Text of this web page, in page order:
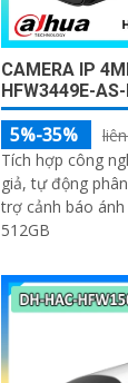
CAMERA IP
HFW3449E-
5%-35%
Tích hợp công
giả, tự động
trợ cảnh báo
512GB